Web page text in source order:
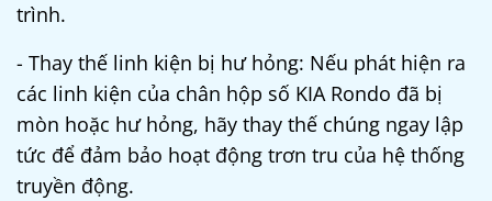
trình.
- Thay thế linh kiện bị hư hỏng: Nếu phát hiện ra
các linh kiện của chân hộp số KIA Rondo đã bị
mòn hoặc hư hỏng, hãy thay thế chúng ngay lập
tức để đảm bảo hoạt động trơn tru của hệ thống
truyền động.